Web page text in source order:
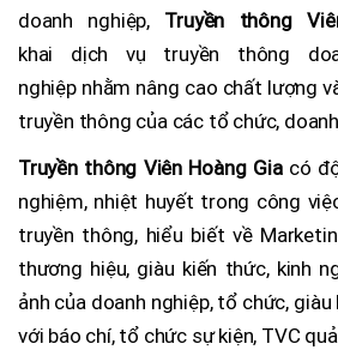
doanh nghiệp, Truyền thông
khai dịch vụ truyền thông
nghiệp nhằm nâng cao chất lượng
truyền thông của các tổ chức,
Truyền thông Viên Hoàng Gia có
nghiệm, nhiệt huyết trong công
truyền thông, hiểu biết về
thương hiệu, giàu kiến thức, kinh
ảnh của doanh nghiệp, tổ chức,
với báo chí, tổ chức sự kiện, TVC